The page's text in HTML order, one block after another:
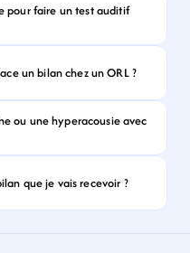
pour faire un test auditif
un bilan chez un ORL ?
ou une hyperacousie avec
que je vais recevoir ?